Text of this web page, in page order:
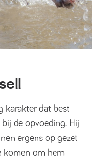
karakter dat best
de opvoeding. Hij
ergens op gezet
komen om hem